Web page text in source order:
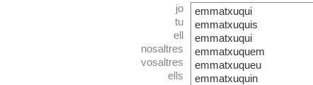
jo
tu
ell
nosaltres
vosaltres
ells
emmatxuqui
emmatxuquis
emmatxuqui
emmatxuquem
emmatxuqueu
emmatxuquin